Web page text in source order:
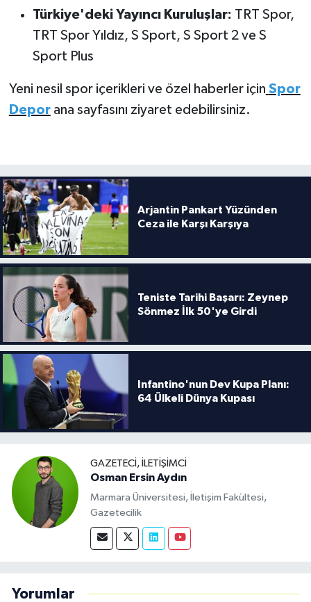
Türkiye'deki Yayıncı Kuruluşlar: TRT Spor,
TRT Spor Yıldız, S Sport, S Sport 2 ve S
Sport Plus
Yeni nesil spor içerikleri ve özel haberler için Spor
Depor ana sayfasını ziyaret edebilirsiniz.
Arjantin Pankart Yüzünden
Ceza ile Karşı Karşıya
Teniste Tarihi Başarı: Zeynep
Sönmez İlk 50'ye Girdi
Infantino'nun Dev Kupa Planı:
64 Ülkeli Dünya Kupası
GAZETECI, İLETIŞIMCI
Osman Ersin Aydın
Marmara Üniversitesi, İletişim Fakültesi,
Gazetecilik
Yorumlar